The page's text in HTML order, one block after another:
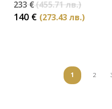
233€(455.71 лв.)Original
price
140 € (273.43 лв.)
лв.).
1 2